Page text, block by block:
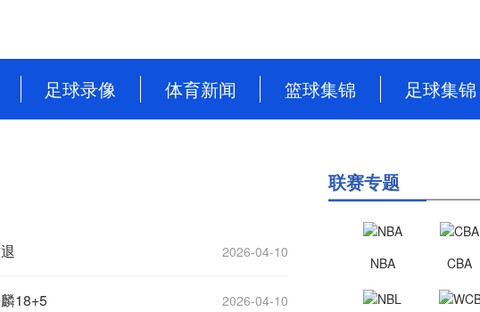
足球录像 体育新闻 篮球集锦
CBA
足球集锦
法甲
2026-04-10
18+5 2026-04-10
联赛专题
NBA CBA